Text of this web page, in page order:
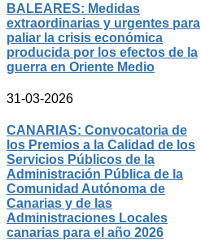
BALEARES: Medidas
extraordinarias y urgentes para
paliar la crisis económica
producida por los efectos de la
guerra en Oriente Medio
31-03-2026
CANARIAS: Convocatoria de
los Premios a la Calidad de los
Servicios Públicos de la
Administración Pública de la
Comunidad Autónoma de
Canarias y de las
Administraciones Locales
canarias para el año 2026